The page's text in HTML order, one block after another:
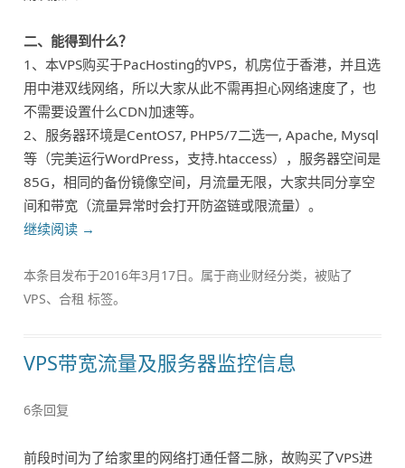
二、能得到什么？
1、本VPS购买于PacHosting的VPS，机房位于香港，并且选
用中港双线网络，所以大家从此不需再担心网络速度了，也
不需要设置什么CDN加速等。
2、服务器环境是CentOS7, PHP5/7二选一, Apache, Mysql
等（完美运行WordPress，支持.htaccess），服务器空间是
85G，相同的备份镜像空间，月流量无限，大家共同分享空
间和带宽（流量异常时会打开防盗链或限流量）。
继续阅读 →
本条目发布于2016年3月17日。属于商业财经分类，被贴了
VPS、合租 标签。
VPS带宽流量及服务器监控信息
6条回复
前段时间为了给家里的网络打通任督二脉，故购买了VPS进